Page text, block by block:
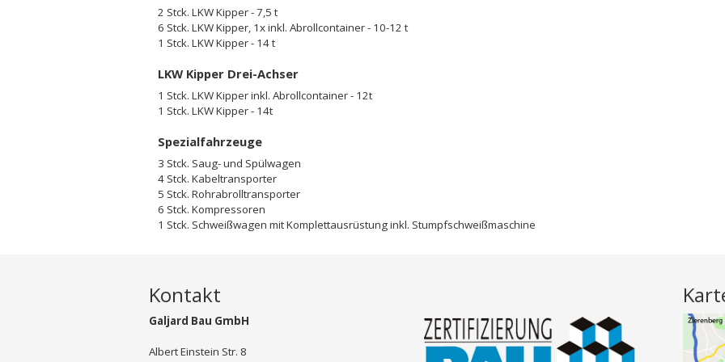
2 Stck. LKW Kipper - 7,5 t
6 Stck. LKW Kipper, 1x inkl. Abrollcontainer - 10-12 t
1 Stck. LKW Kipper - 14 t
LKW Kipper Drei-Achser
1 Stck. LKW Kipper inkl. Abrollcontainer - 12t
1 Stck. LKW Kipper - 14t
Spezialfahrzeuge
3 Stck. Saug- und Spülwagen
4 Stck. Kabeltransporter
5 Stck. Rohrabrolltransporter
6 Stck. Kompressoren
1 Stck. Schweißwagen mit Komplettausrüstung inkl. Stumpfschweißmaschine
Kontakt
Galjard Bau GmbH
Albert Einstein Str. 8